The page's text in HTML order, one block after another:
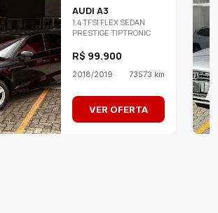
AUDI A3
1.4 TFSI FLEX SEDAN
PRESTIGE TIPTRONIC
R$ 99.900
2018/2019 73573 km
VER OFERTA